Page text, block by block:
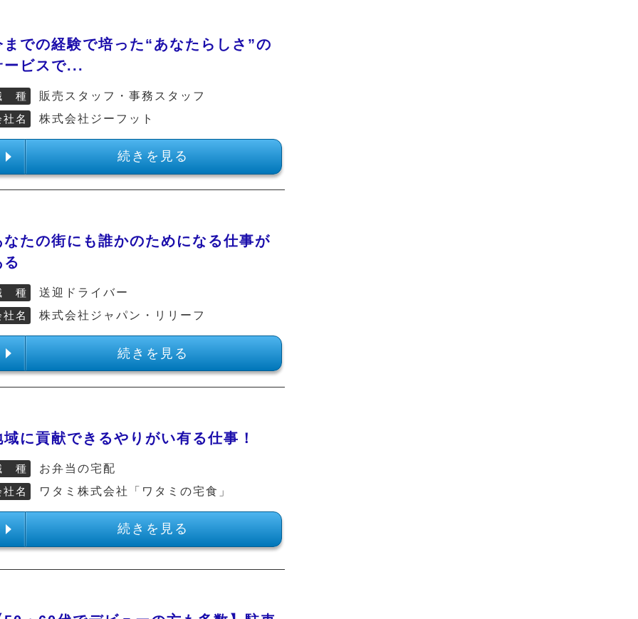
までの経験で培った“あなたらしさ”の
ービスで...
種
販売スタッフ・事務スタッフ
社名
株式会社ジーフット
続きを見る
なたの街にも誰かのためになる仕事が
る
種
送迎ドライバー
社名
株式会社ジャパン・リリーフ
続きを見る
域に貢献できるやりがい有る仕事！
種
お弁当の宅配
社名
ワタミ株式会社「ワタミの宅食」
続きを見る